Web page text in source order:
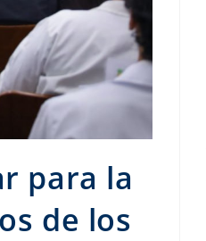
para la
de los